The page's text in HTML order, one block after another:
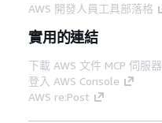
AWS 開發人員工具部落格
實用的連結
下載 AWS 文件 MCP 伺服器
登入 AWS Console
AWS re:Post